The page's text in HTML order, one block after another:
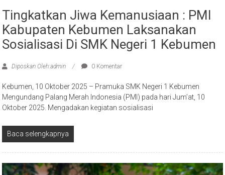
Tingkatkan Jiwa Kemanusiaan : PMI
Kabupaten Kebumen Laksanakan
Sosialisasi Di SMK Negeri 1 Kebumen
Diposkan Oleh:admin 0 Komentar
Kebumen, 10 Oktober 2025 – Pramuka SMK Negeri 1 Kebumen
Mengundang Palang Merah Indonesia (PMI) pada hari Jum’at, 10
Oktober 2025. Mengadakan kegiatan sosialisasi
Baca selengkapnya